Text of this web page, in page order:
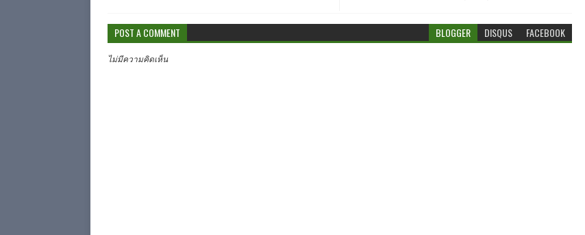
POST A COMMENT BLOGGER DISQUS FACEBOOK
ไม่มีความคิดเห็น